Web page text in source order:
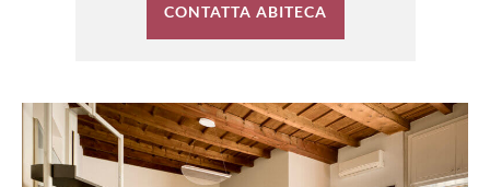
CONTATTA ABITECA